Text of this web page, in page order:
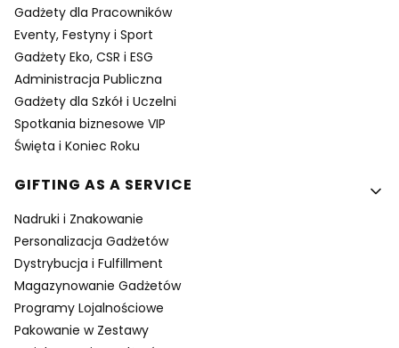
Gadżety dla Pracowników
Eventy, Festyny i Sport
Gadżety Eko, CSR i ESG
Administracja Publiczna
Gadżety dla Szkół i Uczelni
Spotkania biznesowe VIP
Święta i Koniec Roku
GIFTING AS A SERVICE
Nadruki i Znakowanie
Personalizacja Gadżetów
Dystrybucja i Fulfillment
Magazynowanie Gadżetów
Programy Lojalnościowe
Pakowanie w Zestawy